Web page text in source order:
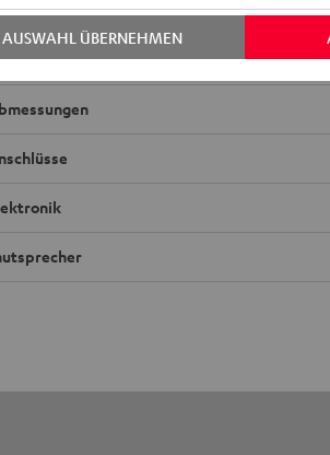
aufspielender, handlicher Aluminium-
Progressives Double Bass System für
AUSWAHL ÜBERNEHMEN